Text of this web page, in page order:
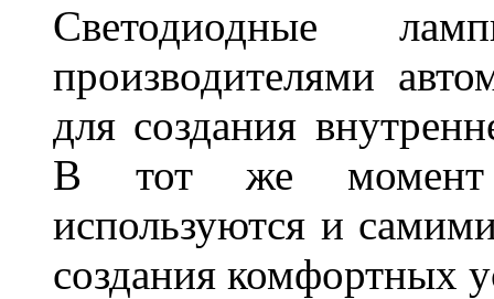
Светодиодные
производителями
для создания
В тот же момент
используются и
создания комфортных